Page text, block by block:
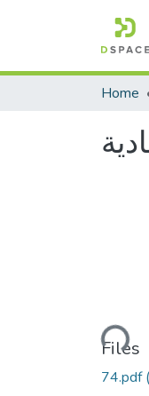
Home
Loading...
Files
74.pdf